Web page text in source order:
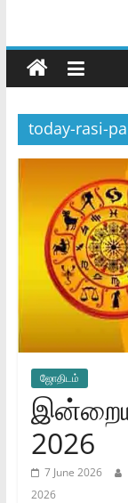
today-rasi-
ஜோ‌திட‌ம்
இன்றைய
2026
7 June 2026
2026